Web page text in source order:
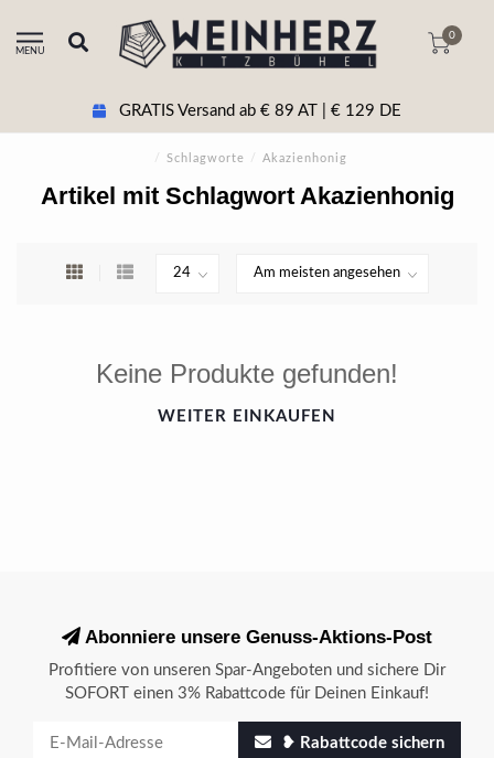
MENU
0
GRATIS Versand ab € 89 AT | € 129 DE
/ Schlagworte / Akazienhonig
Artikel mit Schlagwort Akazienhonig
Keine Produkte gefunden!
WEITER EINKAUFEN
Abonniere unsere Genuss-Aktions-Post
Profitiere von unseren Spar-Angeboten und sichere Dir
SOFORT einen 3% Rabattcode für Deinen Einkauf!
❥ Rabattcode sichern